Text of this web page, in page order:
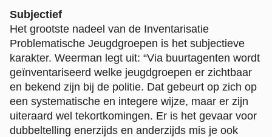
Subjectief
Het grootste nadeel van de Inventarisatie
Problematische Jeugdgroepen is het subjectieve
karakter. Weerman legt uit: “Via buurtagenten wordt
geïnventariseerd welke jeugdgroepen er zichtbaar
en bekend zijn bij de politie. Dat gebeurt op zich op
een systematische en integere wijze, maar er zijn
uiteraard wel tekortkomingen. Er is het gevaar voor
dubbeltelling enerzijds en anderzijds mis je ook